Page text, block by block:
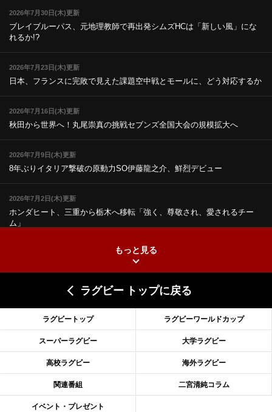
2026年7月30日(木)更新
ブレイブルーパス、元地理教師で再出発シムズHCは「新しい風」にな
れるか!?
2026年7月23日(木)更新
日本、フランスに完敗で見えた課題空中戦とモールに、どう対応するか
2026年7月16日(木)更新
秋田から世界へ！丸尾崇真の挑戦セブンズ全国大会の規模拡大へ
2026年7月9日(木)更新
8年ぶりイタリア撃破の原動力SO伊藤龍之介、鮮烈デビュー
2026年7月2日(木)更新
ホンダヒート、三重から栃木へ移転「強く、尊敬され、愛されるチー
ム」
2026年6月18日(木)更新
滑川剛人レフリー、早過ぎる引退「27年W杯の主審、遠のいた夢」
2026年6月11日(木)更新
神戸、リーグワン初優勝の道のりデイブ・レニーHCの功績と財産
2026年6月4日(木)更新
“泣き虫先生”こと山口良治氏死去「信は力なり」骨太の教育方針
もっと見る
ラグビー トップに戻る
ラグビートップ ラグビーワールドカップ
スーパーラグビー 大学ラグビー
高校ラグビー 海外ラグビー
関連番組 二宮清純コラム
イベント・プレゼント